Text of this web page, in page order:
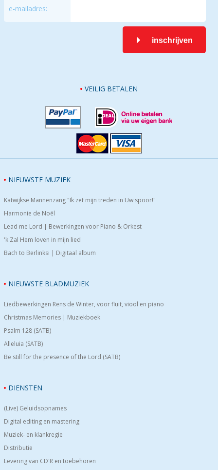
e-mailadres:
inschrijven
VEILIG BETALEN
NIEUWSTE MUZIEK
Katwijkse Mannenzang "Ik zet mijn treden in Uw spoor!"
Harmonie de Noël
Lead me Lord | Bewerkingen voor Piano & Orkest
'k Zal Hem loven in mijn lied
Bach to Berlinksi | Digitaal album
NIEUWSTE BLADMUZIEK
Liedbewerkingen Rens de Winter, voor fluit, viool en piano
Christmas Memories | Muziekboek
Psalm 128 (SATB)
Alleluia (SATB)
Be still for the presence of the Lord (SATB)
DIENSTEN
(Live) Geluidsopnames
Digital editing en mastering
Muziek- en klankregie
Distributie
Levering van CD'R en toebehoren